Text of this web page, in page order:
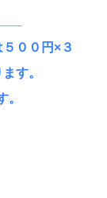
００円×３
す。